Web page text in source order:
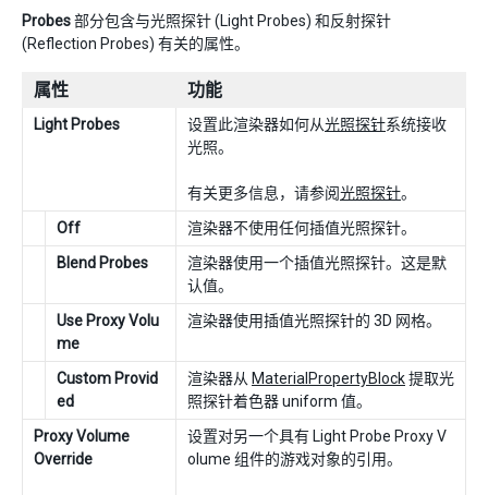
Probes部分包含与光照探针 (Light Probes) 和反射探针
(Reflection Probes) 有关的属性。
属性 功能
Light Probes 设置此渲染器如何从光照探针系统接收
光照。
有关更多信息，请参阅光照探针。
Off
渲染器不使用任何插值光照探针。
Blend Probes
渲染器使用一个插值光照探针。这是默
认值。
Use Proxy Volu
me
渲染器使用插值光照探针的 3D 网格。
Custom Provid
ed
渲染器从 MaterialPropertyBlock提取光
照探针着色器 uniform 值。
Proxy Volume
Override
设置对另一个具有 Light Probe Proxy V
olume 组件的游戏对象的引用。